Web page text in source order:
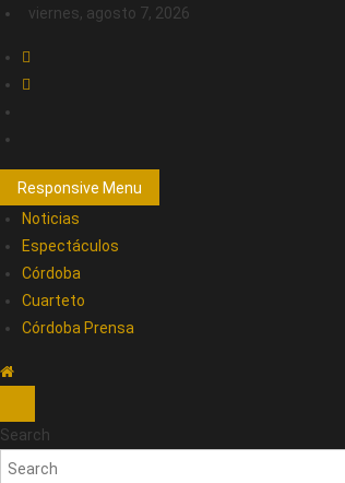
viernes, agosto 7, 2026
Responsive Menu
Noticias
Espectáculos
Córdoba
Cuarteto
Córdoba Prensa
Search